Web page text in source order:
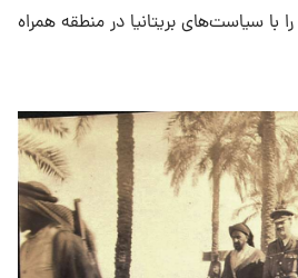
سیاست‌های بریتانیا در منطقه همراه